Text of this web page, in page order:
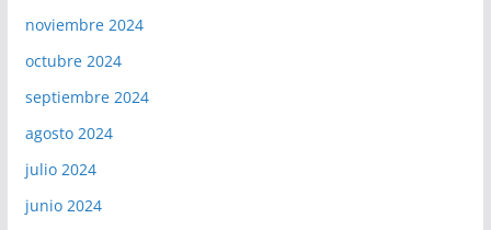
noviembre 2024
octubre 2024
septiembre 2024
agosto 2024
julio 2024
junio 2024